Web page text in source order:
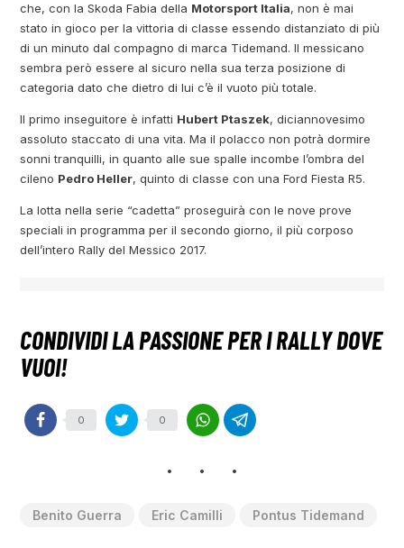
che, con la Skoda Fabia della Motorsport Italia, non è mai
stato in gioco per la vittoria di classe essendo distanziato di più
di un minuto dal compagno di marca Tidemand. Il messicano
sembra però essere al sicuro nella sua terza posizione di
categoria dato che dietro di lui c’è il vuoto più totale.
Il primo inseguitore è infatti Hubert Ptaszek, diciannovesimo
assoluto staccato di una vita. Ma il polacco non potrà dormire
sonni tranquilli, in quanto alle sue spalle incombe l’ombra del
cileno Pedro Heller, quinto di classe con una Ford Fiesta R5.
La lotta nella serie “cadetta” proseguirà con le nove prove
speciali in programma per il secondo giorno, il più corposo
dell’intero Rally del Messico 2017.
0 0
Benito Guerra Eric Camilli Pontus Tidemand